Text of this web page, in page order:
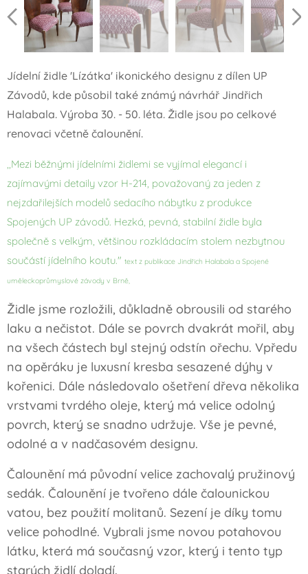
Jídelní židle 'Lízátka' ikonického designu z dílen UP
Závodů, kde působil také známý návrhář Jindřich
Halabala. Výroba 30. - 50. léta. Židle jsou po celkové
renovaci včetně čalounění.
,,Mezi běžnými jídelními židlemi se vyjímal elegancí i
zajímavými detaily vzor H-214, považovaný za jeden z
nejzdařilejších modelů sedacího nábytku z produkce
Spojených UP závodů. Hezká, pevná, stabilní židle byla
společně s velkým, většinou rozkládacím stolem nezbytnou
součástí jídelního koutu." text z publikace Jindřich Halabala a Spojené
uměleckoprůmyslové závody v Brně,
Židle jsme rozložili, důkladně obrousili od starého
laku a nečistot. Dále se povrch dvakrát mořil, aby
na všech částech byl stejný odstín ořechu. Vpředu
na opěráku je luxusní kresba sesazené dýhy v
kořenici. Dále následovalo ošetření dřeva několika
vrstvami tvrdého oleje, který má velice odolný
povrch, který se snadno udržuje. Vše je pevné,
odolné a v nadčasovém designu.
Čalounění má původní velice zachovalý pružinový
sedák. Čalounění je tvořeno dále čalounickou
vatou, bez použití molitanů. Sezení je díky tomu
velice pohodlné. Vybrali jsme novou potahovou
látku, která má současný vzor, který i tento typ
starých židlí doladí.